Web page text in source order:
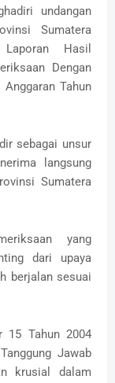
undangan
Sumatera
Hasil
Dengan
Tahun
sebagai unsur
langsung
Sumatera
yang
dari upaya
berjalan sesuai
15 Tahun 2004
Jawab
krusial dalam